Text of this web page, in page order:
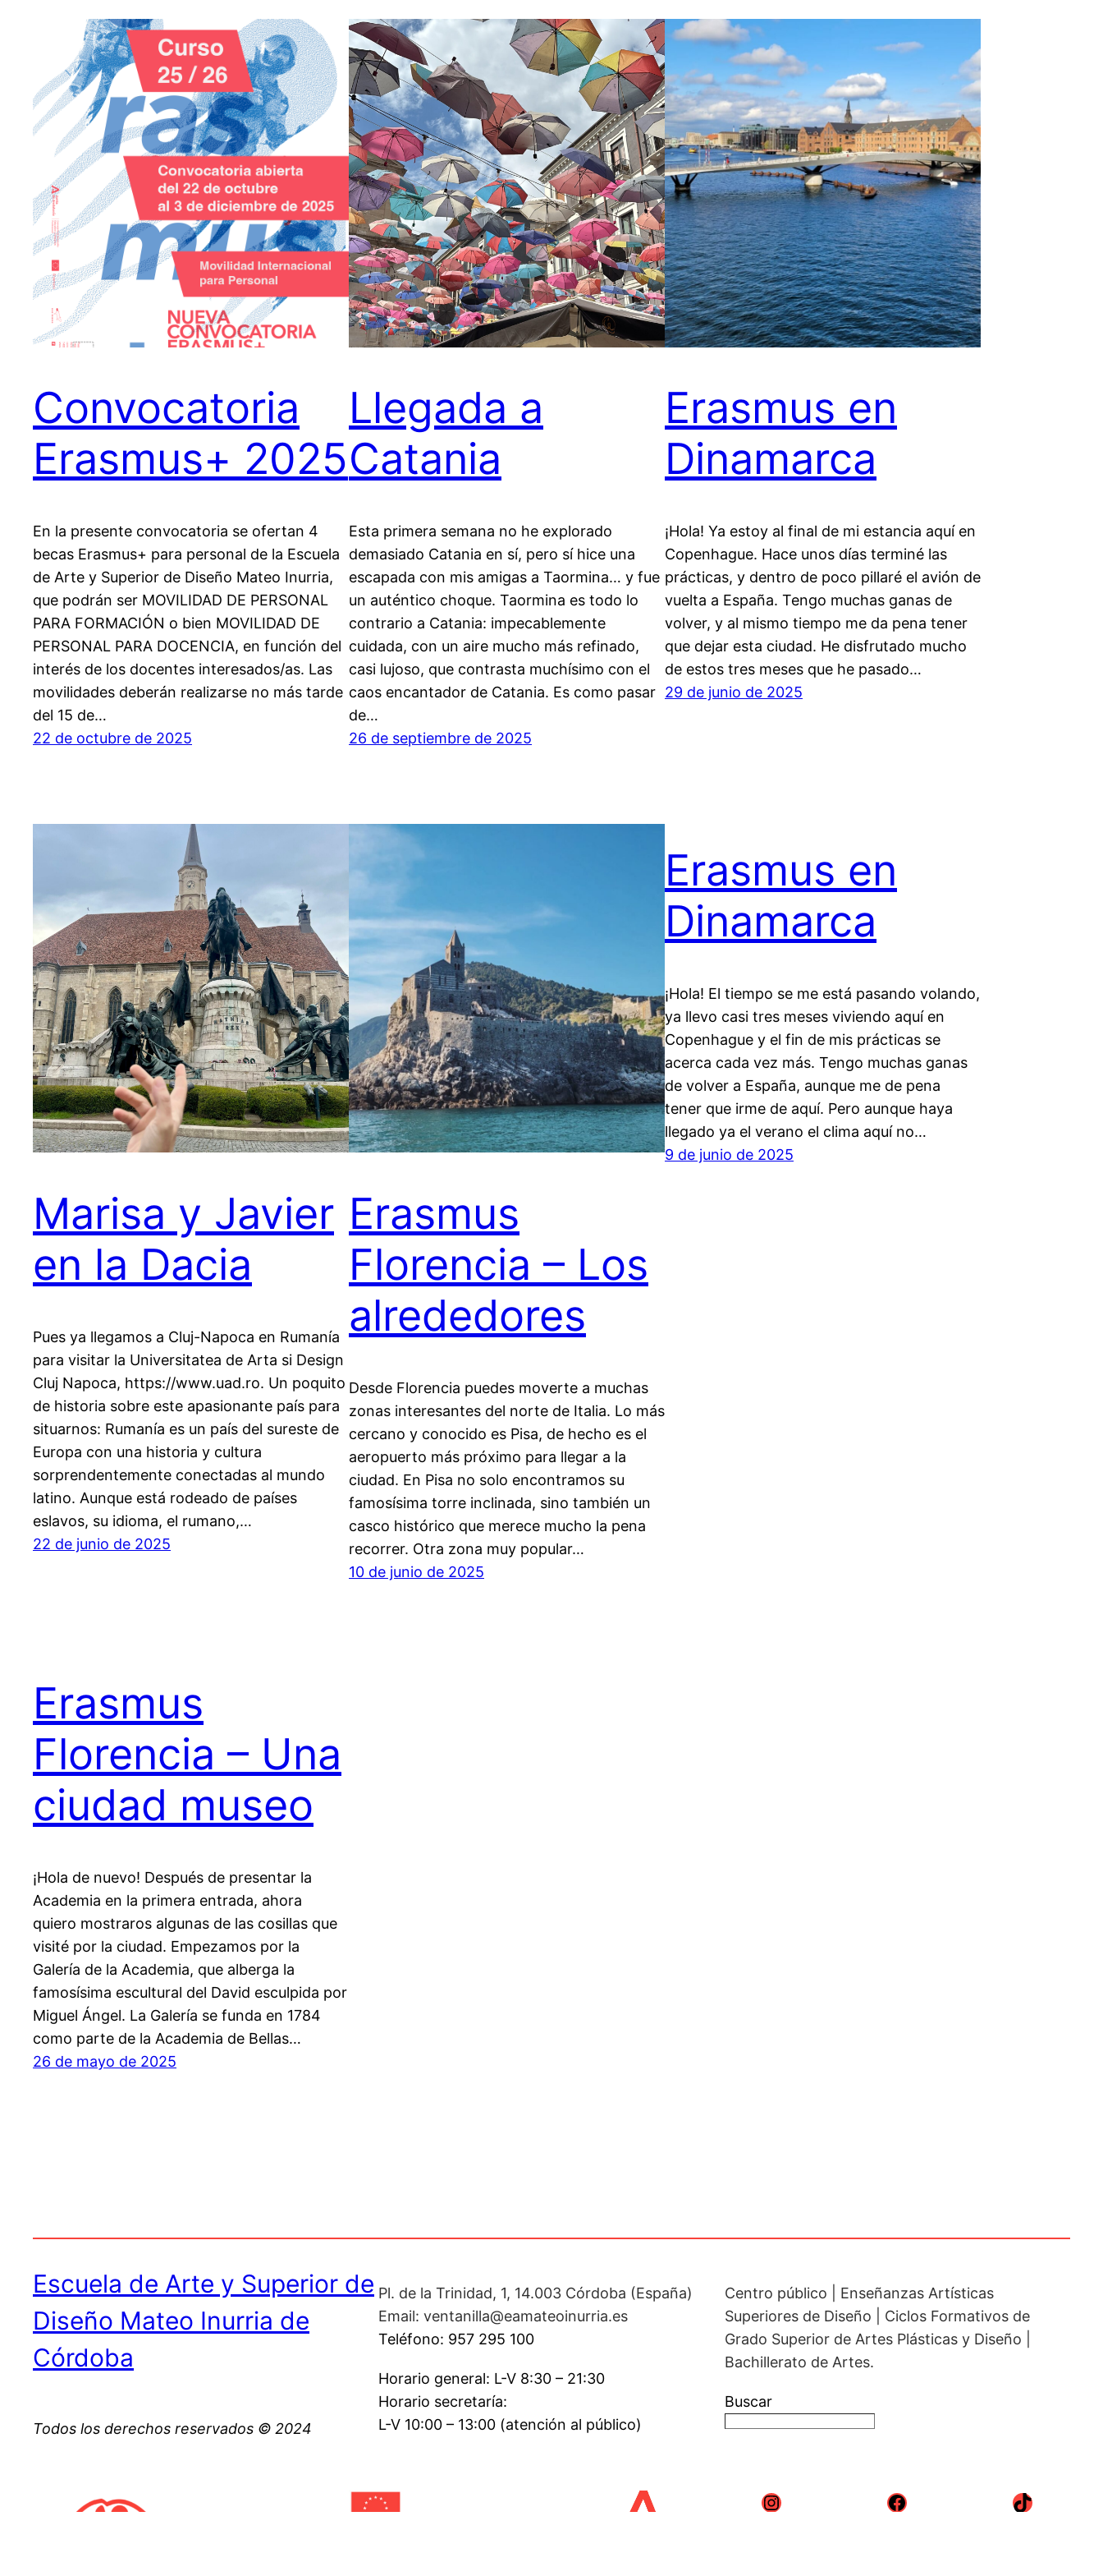
Convocatoria
Erasmus+ 2025
En la presente convocatoria se ofertan 4
becas Erasmus+ para personal de la Escuela
de Arte y Superior de Diseño Mateo Inurria,
que podrán ser MOVILIDAD DE PERSONAL
PARA FORMACIÓN o bien MOVILIDAD DE
PERSONAL PARA DOCENCIA, en función del
interés de los docentes interesados/as. Las
movilidades deberán realizarse no más tarde
del 15 de…
22 de octubre de 2025
Llegada a
Catania
Esta primera semana no he explorado
demasiado Catania en sí, pero sí hice una
escapada con mis amigas a Taormina… y fue
un auténtico choque. Taormina es todo lo
contrario a Catania: impecablemente
cuidada, con un aire mucho más refinado,
casi lujoso, que contrasta muchísimo con el
caos encantador de Catania. Es como pasar
de…
26 de septiembre de 2025
Erasmus en
Dinamarca
¡Hola! Ya estoy al final de mi estancia aquí en
Copenhague. Hace unos días terminé las
prácticas, y dentro de poco pillaré el avión de
vuelta a España. Tengo muchas ganas de
volver, y al mismo tiempo me da pena tener
que dejar esta ciudad. He disfrutado mucho
de estos tres meses que he pasado…
29 de junio de 2025
Marisa y Javier
en la Dacia
Pues ya llegamos a Cluj-Napoca en Rumanía
para visitar la Universitatea de Arta si Design
Cluj Napoca, https://www.uad.ro. Un poquito
de historia sobre este apasionante país para
situarnos: Rumanía es un país del sureste de
Europa con una historia y cultura
sorprendentemente conectadas al mundo
latino. Aunque está rodeado de países
eslavos, su idioma, el rumano,…
22 de junio de 2025
Erasmus
Florencia – Los
alrededores
Desde Florencia puedes moverte a muchas
zonas interesantes del norte de Italia. Lo más
cercano y conocido es Pisa, de hecho es el
aeropuerto más próximo para llegar a la
ciudad. En Pisa no solo encontramos su
famosísima torre inclinada, sino también un
casco histórico que merece mucho la pena
recorrer. Otra zona muy popular…
10 de junio de 2025
Erasmus en
Dinamarca
¡Hola! El tiempo se me está pasando volando,
ya llevo casi tres meses viviendo aquí en
Copenhague y el fin de mis prácticas se
acerca cada vez más. Tengo muchas ganas
de volver a España, aunque me de pena
tener que irme de aquí. Pero aunque haya
llegado ya el verano el clima aquí no…
9 de junio de 2025
Erasmus
Florencia – Una
ciudad museo
¡Hola de nuevo! Después de presentar la
Academia en la primera entrada, ahora
quiero mostraros algunas de las cosillas que
visité por la ciudad. Empezamos por la
Galería de la Academia, que alberga la
famosísima escultural del David esculpida por
Miguel Ángel. La Galería se funda en 1784
como parte de la Academia de Bellas…
26 de mayo de 2025
Escuela de Arte y Superior de
Diseño Mateo Inurria de
Córdoba
Todos los derechos reservados © 2024
Pl. de la Trinidad, 1, 14.003 Córdoba (España)
Email: ventanilla@eamateoinurria.es
Teléfono: 957 295 100
Horario general: L-V 8:30 – 21:30
Horario secretaría:
L-V 10:00 – 13:00 (atención al público)
Centro público | Enseñanzas Artísticas
Superiores de Diseño | Ciclos Formativos de
Grado Superior de Artes Plásticas y Diseño |
Bachillerato de Artes.
Buscar
Instagram Facebook TikTok